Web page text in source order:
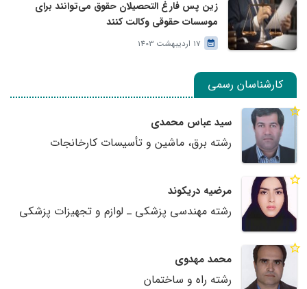
زین پس فارغ التحصیلان حقوق می‌توانند برای
موسسات حقوقی وکالت کنند
17 اردیبهشت 1403
کارشناسان رسمی
سید عباس محمدی
رشته برق، ماشین و تأسیسات کارخانجات
مرضیه دریکوند
رشته مهندسی پزشکی ـ لوازم و تجهیزات پزشکی
محمد مهدوی
رشته راه و ساختمان